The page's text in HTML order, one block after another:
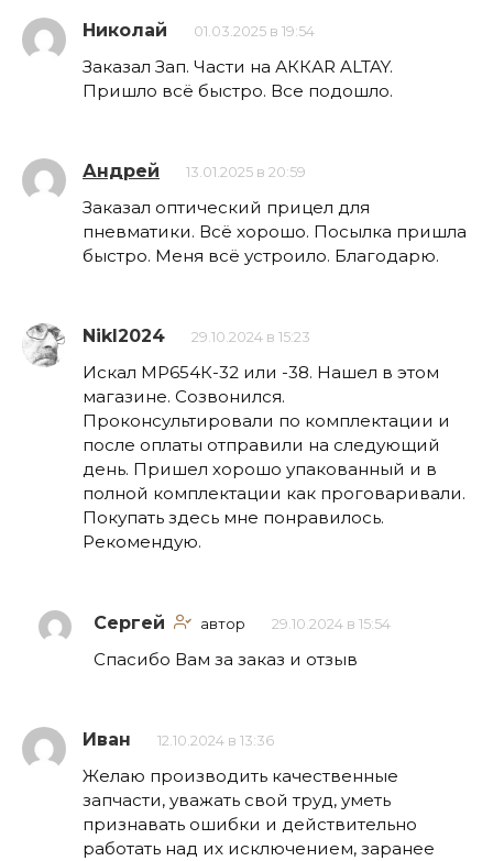
Николай 01.03.2025 в 19:54
Заказал Зап. Части на АККАR ALTAY.
Пришло всё быстро. Все подошло.
Андрей 13.01.2025 в 20:59
Заказал оптический прицел для
пневматики. Всё хорошо. Посылка пришла
быстро. Меня всё устроило. Благодарю.
NikI2024 29.10.2024 в 15:23
Искал МР654К-32 или -38. Нашел в этом
магазине. Созвонился.
Проконсультировали по комплектации и
после оплаты отправили на следующий
день. Пришел хорошо упакованный и в
полной комплектации как проговаривали.
Покупать здесь мне понравилось.
Рекомендую.
Сергей автор 29.10.2024 в 15:54
Спасибо Вам за заказ и отзыв
Иван 12.10.2024 в 13:36
Желаю производить качественные
запчасти, уважать свой труд, уметь
признавать ошибки и действительно
работать над их исключением, заранее